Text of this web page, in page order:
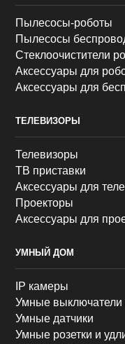
Пылесосы-роботы
Пылесосы
Стеклоочистители
Аксессуары для
Аксессуары для
ТЕЛЕВИЗОРЫ
Телевизоры
ТВ приставки
Аксессуары для
Проекторы
Аксессуары для
УМНЫЙ ДОМ
IP камеры
Умные выключатели
Умные датчики
Умные розетки и